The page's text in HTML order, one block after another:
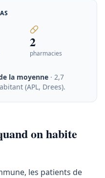
2
pharmacies
la moyenne · 2,7
(APL, Drees).
on habite
les patients de